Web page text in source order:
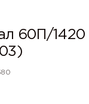
60П/1420